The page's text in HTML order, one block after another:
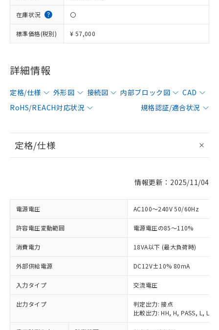
在庫状況 〇
標準価格(税別) ¥ 57,000
詳細情報
定格/仕様 外形図 接続図 内部ブロック図
CAD
RoHS/REACH対応状況
規格認証/適合状況
定格/仕様
情報更新：2025/11/04
電源電圧 AC100～240V 50/60Hz
許容電圧変動範囲 電源電圧の85～110%
消費電力 18VA以下 (最大負荷時)
外部供給電源 DC12V±10% 80mA
入力タイプ 交流電圧
出力タイプ
判定出力: 接点
比較出力: HH, H, PASS, L, LL